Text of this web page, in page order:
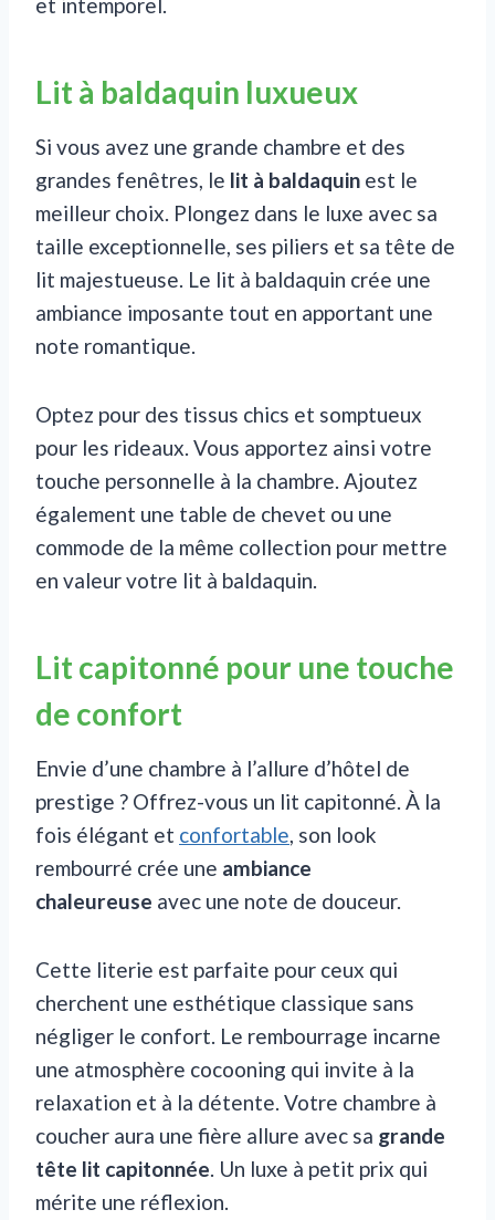
Lit à baldaquin luxueux
Si vous avez une grande chambre et des
grandes fenêtres, le lit à baldaquin est le
meilleur choix. Plongez dans le luxe avec sa
taille exceptionnelle, ses piliers et sa tête de
lit majestueuse. Le lit à baldaquin crée une
ambiance imposante tout en apportant une
note romantique.
Optez pour des tissus chics et somptueux
pour les rideaux. Vous apportez ainsi votre
touche personnelle à la chambre. Ajoutez
également une table de chevet ou une
commode de la même collection pour mettre
en valeur votre lit à baldaquin.
Lit capitonné pour une touche
de confort
Envie d’une chambre à l’allure d’hôtel de
prestige ? Offrez-vous un lit capitonné. À la
fois élégant et confortable, son look
rembourré crée une ambiance
chaleureuse avec une note de douceur.
Cette literie est parfaite pour ceux qui
cherchent une esthétique classique sans
négliger le confort. Le rembourrage incarne
une atmosphère cocooning qui invite à la
relaxation et à la détente. Votre chambre à
coucher aura une fière allure avec sa grande
tête lit capitonnée. Un luxe à petit prix qui
mérite une réflexion.